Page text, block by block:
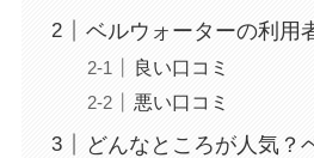
ベルウォーターの利用
良い口コミ
悪い口コミ
どんなところが人気？